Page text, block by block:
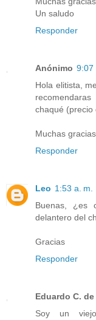
Un saludo
Responder
Anónimo 9:07
Hola elitista,
chaqué (precio
Muchas
Responder
Leo 1:53 a. m.
Buenas, ¿es
delantero del
Gracias
Responder
Eduardo C.
Soy un